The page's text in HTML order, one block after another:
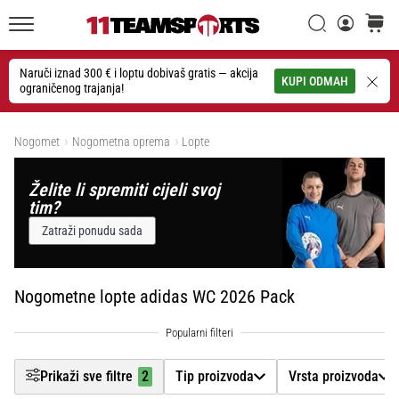
Naruči iznad 300 € i loptu dobivaš gratis — akcija
ograničenog trajanja!
KUPI ODMAH
Traži
Traži
•
GNK
Dinamo
i
11teamsports
potpisali
dvogodišnju
suradnju
Dinamo
i
11teamsports
sklopili
za
nabavu,
Nogomet Nogometna oprema Lopte
Želite li spremiti cijeli svoj
tim?
Zatraži ponudu sada
Nogometne lopte adidas WC 2026 Pack
Prikaži sve filtre 2 Tip proizvoda Vrsta proizvoda
Filtr
Tip proizvoda
Vrsta proizvoda
Marka
Cijena
Boja
Prikaži proizvode